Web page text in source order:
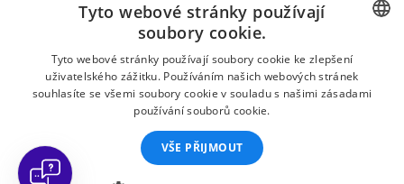
ODBĚR NOVINEK
Uděluji souhlas se
zpracováním osobních údajů.
CZECH
Tyto webové stránky používají
soubory cookie.
Tyto webové stránky používají soubory cookie ke zlepšení
uživatelského zážitku. Používáním našich webových stránek
souhlasíte se všemi soubory cookie v souladu s našimi zásadami
používání souborů cookie.
VŠE PŘIJMOUT